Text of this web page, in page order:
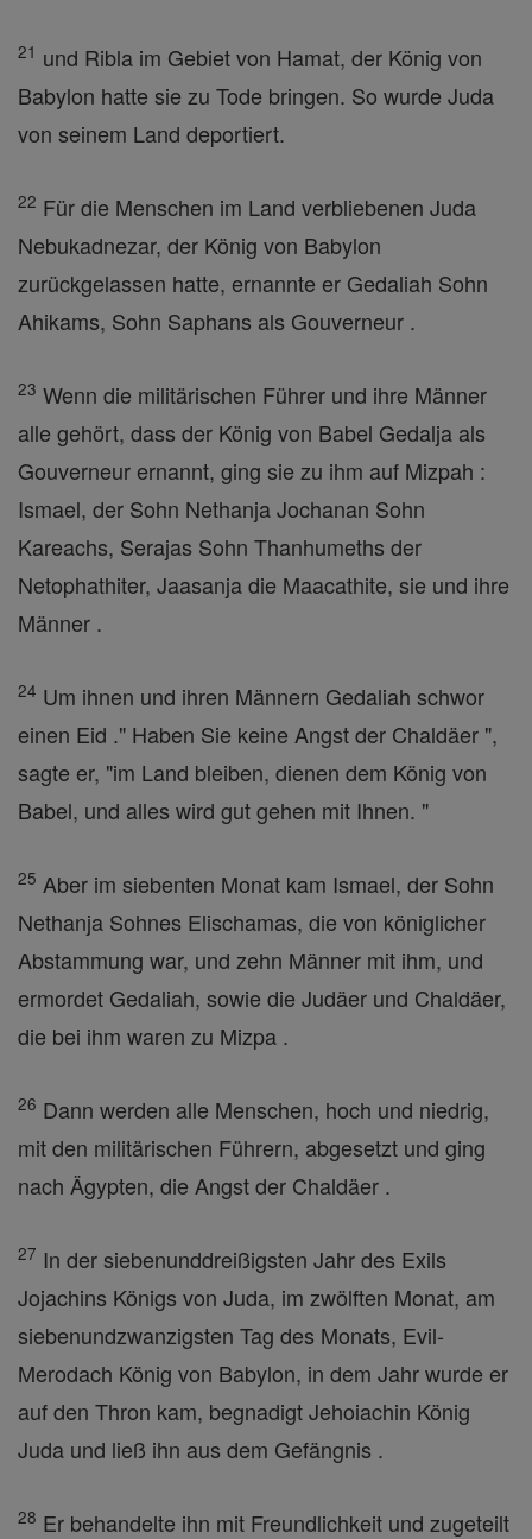
21 und Ribla im Gebiet von Hamat, der König von
Babylon hatte sie zu Tode bringen. So wurde Juda
von seinem Land deportiert.
22 Für die Menschen im Land verbliebenen Juda
Nebukadnezar, der König von Babylon
zurückgelassen hatte, ernannte er Gedaliah Sohn
Ahikams, Sohn Saphans als Gouverneur .
23 Wenn die militärischen Führer und ihre Männer
alle gehört, dass der König von Babel Gedalja als
Gouverneur ernannt, ging sie zu ihm auf Mizpah :
Ismael, der Sohn Nethanja Jochanan Sohn
Kareachs, Serajas Sohn Thanhumeths der
Netophathiter, Jaasanja die Maacathite, sie und ihre
Männer .
24 Um ihnen und ihren Männern Gedaliah schwor
einen Eid ." Haben Sie keine Angst der Chaldäer ",
sagte er, "im Land bleiben, dienen dem König von
Babel, und alles wird gut gehen mit Ihnen. "
25 Aber im siebenten Monat kam Ismael, der Sohn
Nethanja Sohnes Elischamas, die von königlicher
Abstammung war, und zehn Männer mit ihm, und
ermordet Gedaliah, sowie die Judäer und Chaldäer,
die bei ihm waren zu Mizpa .
26 Dann werden alle Menschen, hoch und niedrig,
mit den militärischen Führern, abgesetzt und ging
nach Ägypten, die Angst der Chaldäer .
27 In der siebenunddreißigsten Jahr des Exils
Jojachins Königs von Juda, im zwölften Monat, am
siebenundzwanzigsten Tag des Monats, Evil-
Merodach König von Babylon, in dem Jahr wurde er
auf den Thron kam, begnadigt Jehoiachin König
Juda und ließ ihn aus dem Gefängnis .
28 Er behandelte ihn mit Freundlichkeit und zugeteilt